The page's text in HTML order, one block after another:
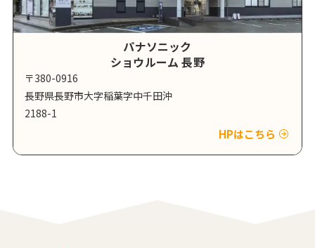
パナソニック
ショウルーム 長野
〒380-0916
長野県長野市大字稲葉字中千田沖
2188-1
HPはこちら